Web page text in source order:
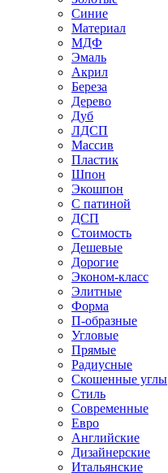
Синие
Материал
МДФ
Эмаль
Акрил
Береза
Дерево
Дуб
ЛДСП
Массив
Пластик
Шпон
Экошпон
С патиной
ДСП
Стоимость
Дешевые
Дорогие
Эконом-класс
Элитные
Форма
П-образные
Угловые
Прямые
Радиусные
Скошенные углы
Стиль
Современные
Евро
Английские
Дизайнерские
Итальянские